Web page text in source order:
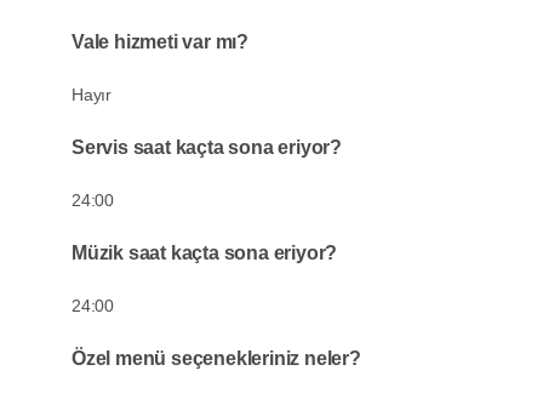
Vale hizmeti var mı?
Hayır
Servis saat kaçta sona eriyor?
24:00
Müzik saat kaçta sona eriyor?
24:00
Özel menü seçenekleriniz neler?